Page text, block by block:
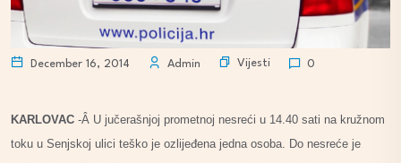
December 16, 2014 Admin Vijesti 0
KARLOVAC -Â U jučerašnjoj prometnoj nesreći u 14.40 sati na kružnom
toku u Senjskoj ulici teško je ozlijeđena jedna osoba. Do nesreće je